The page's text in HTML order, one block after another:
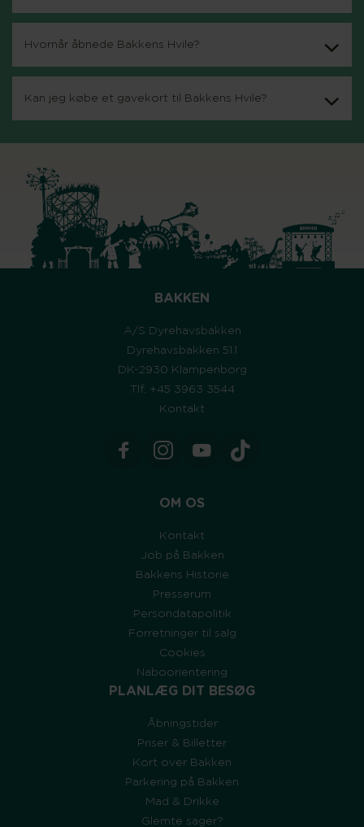
Hvornår åbnede Bakkens Hvile?
Kan jeg købe et gavekort til Bakkens Hvile?
BAKKEN
A/S Dyrehavsbakken
Dyrehavsbakken 51.1
DK-2930 Klampenborg
Tlf. +45 3963 3544
Kontakt
OM OS
Kontakt
Job på Bakken
Bakkens Historie
Presserum
Persondatapolitik
Forretninger til salg
Cookies
Naboorientering
PLANLÆG DIT BESØG
Åbningstider
Priser & Billetter
Kort over Bakken
Parkering på Bakken
Mad & Drikke
Glemte sager?